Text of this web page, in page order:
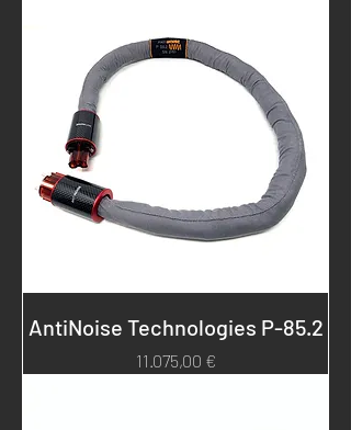
AntiNoise Technologies P-85.2
Prezzo
11.075,00 €